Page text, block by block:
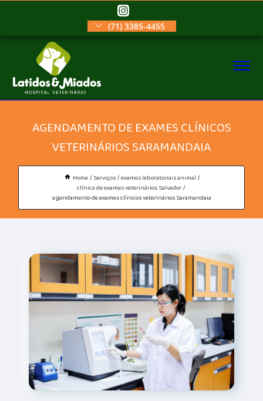
(71) 3385-4455
AGENDAMENTO DE EXAMES CLÍNICOS
VETERINÁRIOS SARAMANDAIA
Home Serviços exames laboratoriais animal
clínica de exames veterinários Salvador
agendamento de exames clínicos veterinários Saramandaia